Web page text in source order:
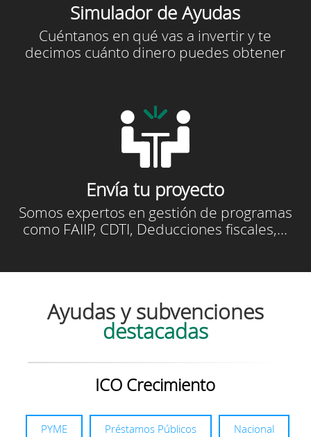
Simulador de Ayudas
Cuéntanos en qué vas a invertir y te
decimos cuánto dinero puedes obtener
Envía tu proyecto
Somos expertos en gestión de programas
como FAIIP, CDTI, Deducciones fiscales,...
Ayudas y subvenciones
destacadas
ICO Crecimiento
PYME Préstamos Públicos Nacional